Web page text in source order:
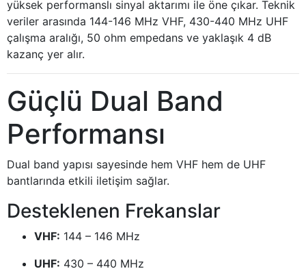
yüksek performanslı sinyal aktarımı ile öne çıkar. Teknik
veriler arasında 144-146 MHz VHF, 430-440 MHz UHF
çalışma aralığı, 50 ohm empedans ve yaklaşık 4 dB
kazanç yer alır.
Güçlü Dual Band
Performansı
Dual band yapısı sayesinde hem VHF hem de UHF
bantlarında etkili iletişim sağlar.
Desteklenen Frekanslar
VHF: 144 – 146 MHz
UHF: 430 – 440 MHz